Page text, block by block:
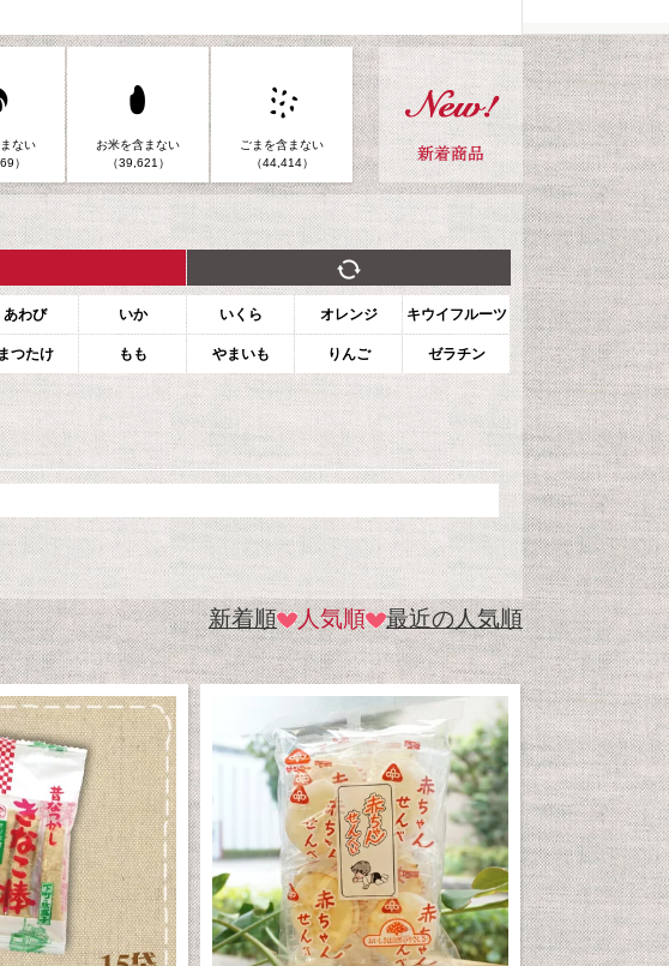
ない
）
お米を含まない
（39,621）
ごまを含まない
（44,414）
あわび いか いくら オレンジ キウイフルーツ
まつたけ もも やまいも りんご ゼラチン
新着順 人気順 最近の人気順